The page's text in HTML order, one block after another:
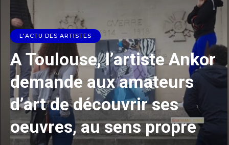
L'ACTU DES ARTISTES
A Toulouse, l’artiste Ankor
demande aux amateurs
d’art de découvrir ses
oeuvres, au sens propre